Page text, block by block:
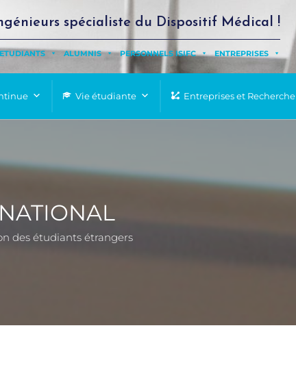
spécialiste du Dispositif Médical !
ETUDIANTS ALUMNIS PERSONNELS ISIFC ENTREPRISES
Vie étudiante Entreprises et Recherche
des étudiants étrangers